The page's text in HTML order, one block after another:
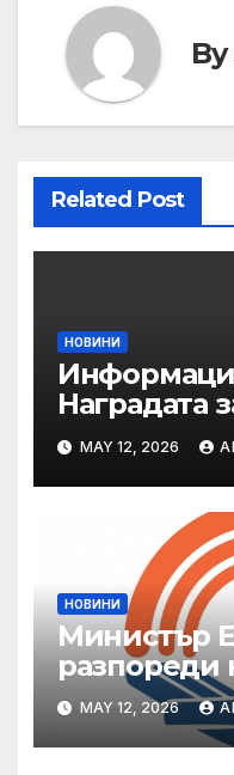
By
Related Post
НОВИНИ
Наградата
на ОАЕ
MAY 12, 2026
НОВИНИ
Министър
разпореди
готовност
подкрепа
валежи и
MAY 12, 2026